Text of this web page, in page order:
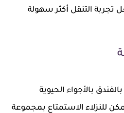
تجربة التنقل أكثر سهولة
بالأجواء الحيوية
للنزلاء الاستمتاع بمجموعة